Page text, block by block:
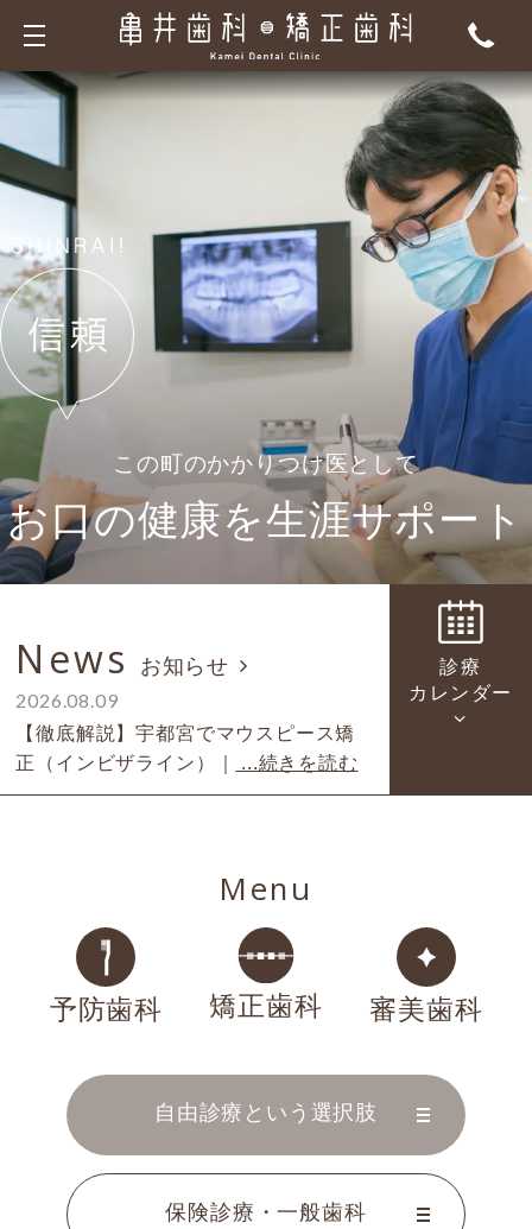
toggle
この町のかかりつけ医として
お口の健康を生涯サポート
News お知らせ
2026.08.09
【徹底解説】宇都宮でマウスピース矯
正（インビザライン）｜
...続きを読む
診療
カレンダー
Menu
予防歯科 矯正歯科 審美歯科
自由診療という選択肢
保険診療・一般歯科